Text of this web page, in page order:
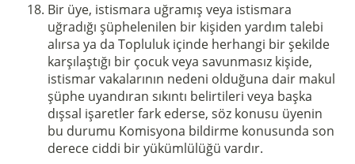
Bir üye, istismara uğramış veya istismara
uğradığı şüphelenilen bir kişiden yardım talebi
alırsa ya da Topluluk içinde herhangi bir şekilde
karşılaştığı bir çocuk veya savunmasız kişide,
istismar vakalarının nedeni olduğuna dair makul
şüphe uyandıran sıkıntı belirtileri veya başka
dışsal işaretler fark ederse, söz konusu üyenin
bu durumu Komisyona bildirme konusunda son
derece ciddi bir yükümlülüğü vardır.